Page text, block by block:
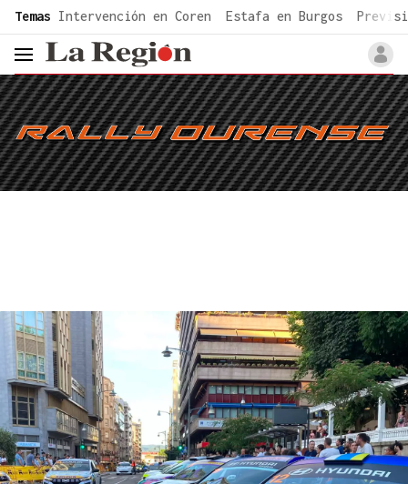
common.go-to-content
Temas Intervención en Coren Estafa en Burgos
header.menu.open